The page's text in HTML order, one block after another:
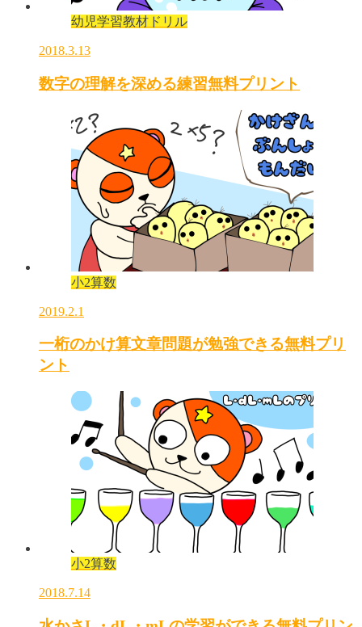
幼児学習教材ドリル
2018.3.13
数字の理解を深める練習無料プリント
小2算数
2019.2.1
一桁のかけ算文章問題が勉強できる無料プリ
ント
小2算数
2018.7.14